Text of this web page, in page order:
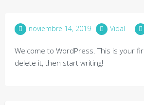
noviembre 14, 2019 Vidal
Welcome to WordPress. This is your
delete it, then start writing!